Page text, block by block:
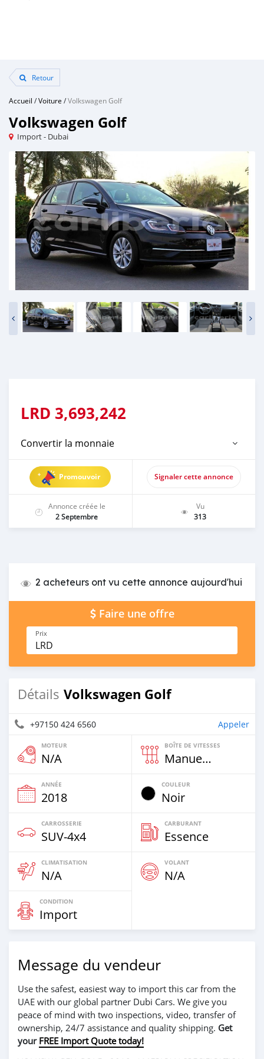
Retour
Accueil /Voiture /Volkswagen Golf
Volkswagen Golf
Import - Dubai
LRD 3,693,242
Convertir la monnaie
Promouvoir Signaler cette annonce
Annonce créée le
2 Septembre
Vu
313
2 acheteurs ont vu cette annonce aujourd'hui
Faire une offre
Prix
LRD
Détails Volkswagen Golf
+97150 424 6560 Appeler
MOTEUR
N/A
BOÎTE DE VITESSES
Manuelle
ANNÉE
2018
COULEUR
Noir
CARROSSERIE
SUV‒4x4
CARBURANT
Essence
CLIMATISATION
N/A
VOLANT
N/A
CONDITION
Import
Message du vendeur
Use the safest, easiest way to import this car from the
UAE with our global partner Dubi Cars. We give you
peace of mind with two inspections, video, transfer of
ownership, 24/7 assistance and quality shipping. Get
your FREE Import Quote today!